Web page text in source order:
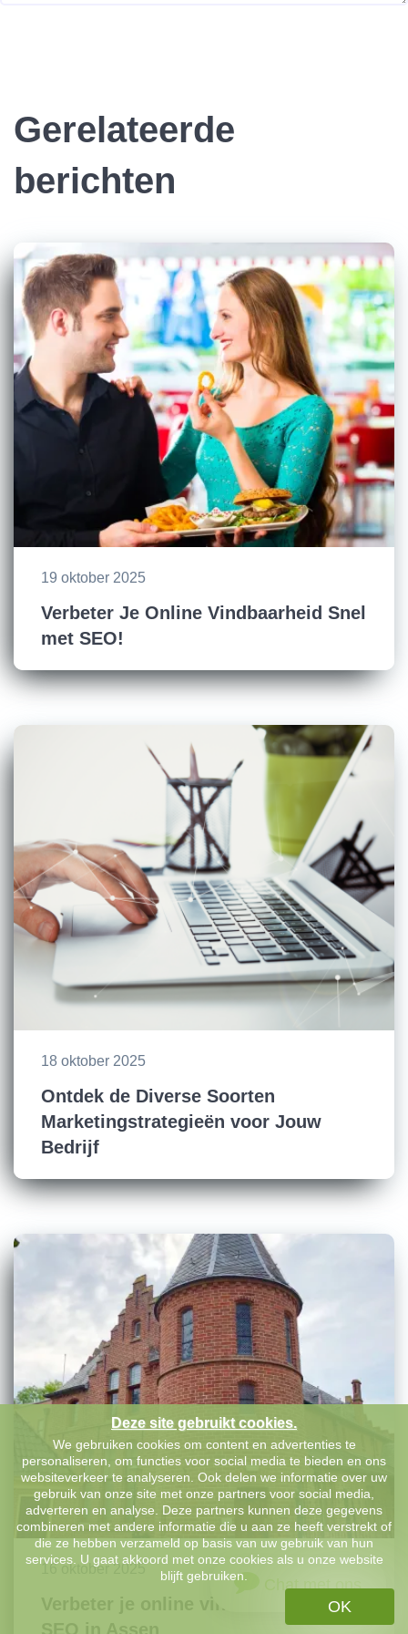
Gerelateerde
berichten
19 oktober 2025
Verbeter Je Online Vindbaarheid Snel
met SEO!
18 oktober 2025
Ontdek de Diverse Soorten
Marketingstrategieën voor Jouw
Bedrijf
16 oktober 2025
Verbeter je online vindbaarheid met
SEO in Assen
Chat met ons
Deze site gebruikt cookies.
We gebruiken cookies om content en advertenties te
personaliseren, om functies voor social media te bieden en ons
websiteverkeer te analyseren. Ook delen we informatie over uw
gebruik van onze site met onze partners voor social media,
adverteren en analyse. Deze partners kunnen deze gegevens
combineren met andere informatie die u aan ze heeft verstrekt of
die ze hebben verzameld op basis van uw gebruik van hun
services. U gaat akkoord met onze cookies als u onze website
blijft gebruiken.
OK